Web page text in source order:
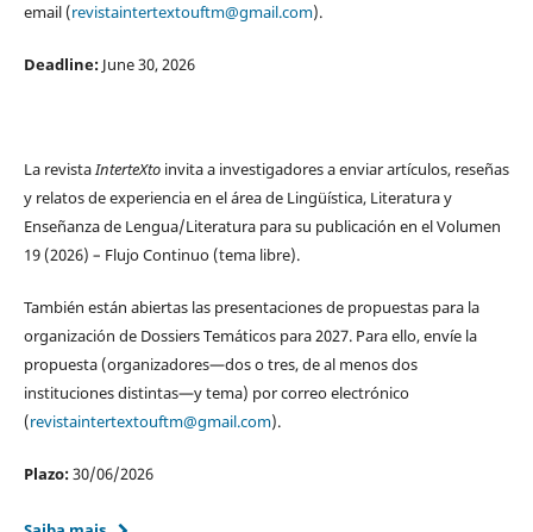
email (revistaintertextouftm@gmail.com).
Deadline:June 30, 2026
La revistaInterteXtoinvita a investigadores a enviar artículos, reseñas
y relatos de experiencia en el área de Lingüística, Literatura y
Enseñanza de Lengua/Literatura para su publicación en el Volumen
19 (2026) – Flujo Continuo (tema libre).
También están abiertas las presentaciones de propuestas para la
organización de Dossiers Temáticos para 2027. Para ello, envíe la
propuesta (organizadores—dos o tres, de al menos dos
instituciones distintas—y tema) por correo electrónico
(revistaintertextouftm@gmail.com).
Plazo:30/06/2026